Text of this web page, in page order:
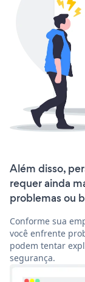
Além disso,
requer ainda
problemas ou
Conforme sua
você enfrente
podem tentar
segurança.